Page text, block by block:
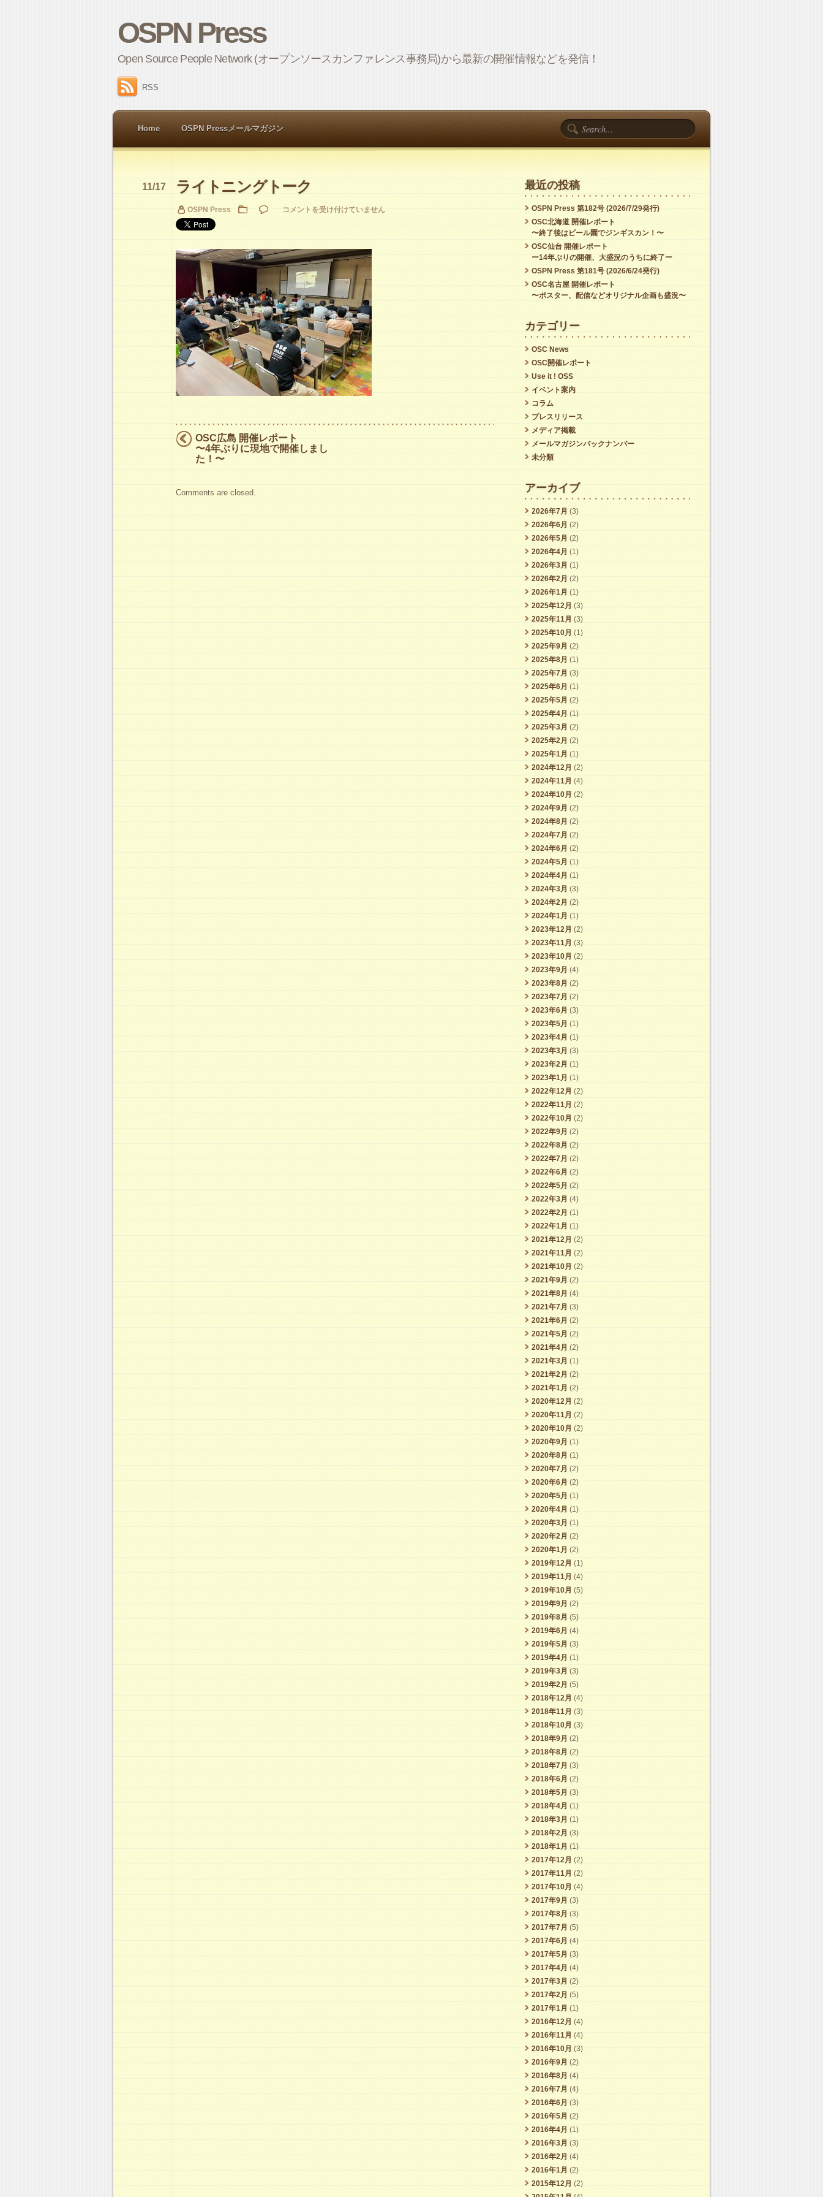
OSPN Press
Open Source People Network (オープンソースカンファレンス事務局)から最新の開催情報などを発信！
RSS
Home OSPN Pressメールマガジン
ライトニングトーク
11/17
OSPN Press ラ
ニ
ン
グ
ト
ー
ク
は
コメントを受け付けていません
OSC広島 開催レポート
〜4年ぶりに現地で開催しまし
た！〜
Comments are closed.
最近の投稿
OSPN Press 第182号 (2026/7/29発行)
OSC北海道 開催レポート
〜終了後はビール園でジンギスカン！〜
OSC仙台 開催レポート
ー14年ぶりの開催、大盛況のうちに終了ー
OSPN Press 第181号 (2026/6/24発行)
OSC名古屋 開催レポート
〜ポスター、配信などオリジナル企画も盛況〜
カテゴリー
OSC News
OSC開催レポート
Use it ! OSS
イベント案内
コラム
プレスリリース
メディア掲載
メールマガジンバックナンバー
未分類
アーカイブ
2026年7月 (3)
2026年6月 (2)
2026年5月 (2)
2026年4月 (1)
2026年3月 (1)
2026年2月 (2)
2026年1月 (1)
2025年12月 (3)
2025年11月 (3)
2025年10月 (1)
2025年9月 (2)
2025年8月 (1)
2025年7月 (3)
2025年6月 (1)
2025年5月 (2)
2025年4月 (1)
2025年3月 (2)
2025年2月 (2)
2025年1月 (1)
2024年12月 (2)
2024年11月 (4)
2024年10月 (2)
2024年9月 (2)
2024年8月 (2)
2024年7月 (2)
2024年6月 (2)
2024年5月 (1)
2024年4月 (1)
2024年3月 (3)
2024年2月 (2)
2024年1月 (1)
2023年12月 (2)
2023年11月 (3)
2023年10月 (2)
2023年9月 (4)
2023年8月 (2)
2023年7月 (2)
2023年6月 (3)
2023年5月 (1)
2023年4月 (1)
2023年3月 (3)
2023年2月 (1)
2023年1月 (1)
2022年12月 (2)
2022年11月 (2)
2022年10月 (2)
2022年9月 (2)
2022年8月 (2)
2022年7月 (2)
2022年6月 (2)
2022年5月 (2)
2022年3月 (4)
2022年2月 (1)
2022年1月 (1)
2021年12月 (2)
2021年11月 (2)
2021年10月 (2)
2021年9月 (2)
2021年8月 (4)
2021年7月 (3)
2021年6月 (2)
2021年5月 (2)
2021年4月 (2)
2021年3月 (1)
2021年2月 (2)
2021年1月 (2)
2020年12月 (2)
2020年11月 (2)
2020年10月 (2)
2020年9月 (1)
2020年8月 (1)
2020年7月 (2)
2020年6月 (2)
2020年5月 (1)
2020年4月 (1)
2020年3月 (1)
2020年2月 (2)
2020年1月 (2)
2019年12月 (1)
2019年11月 (4)
2019年10月 (5)
2019年9月 (2)
2019年8月 (5)
2019年6月 (4)
2019年5月 (3)
2019年4月 (1)
2019年3月 (3)
2019年2月 (5)
2018年12月 (4)
2018年11月 (3)
2018年10月 (3)
2018年9月 (2)
2018年8月 (2)
2018年7月 (3)
2018年6月 (2)
2018年5月 (3)
2018年4月 (1)
2018年3月 (1)
2018年2月 (3)
2018年1月 (1)
2017年12月 (2)
2017年11月 (2)
2017年10月 (4)
2017年9月 (3)
2017年8月 (3)
2017年7月 (5)
2017年6月 (4)
2017年5月 (3)
2017年4月 (4)
2017年3月 (2)
2017年2月 (5)
2017年1月 (1)
2016年12月 (4)
2016年11月 (4)
2016年10月 (3)
2016年9月 (2)
2016年8月 (4)
2016年7月 (4)
2016年6月 (3)
2016年5月 (2)
2016年4月 (1)
2016年3月 (3)
2016年2月 (4)
2016年1月 (2)
2015年12月 (2)